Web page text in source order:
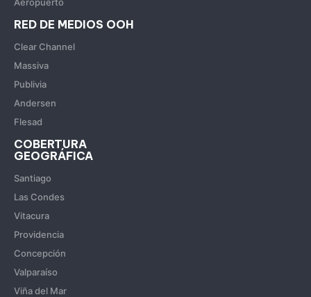
RED DE MEDIOS OOH
Clear Channel
Massiva
Publivia
Andersen
Flesad
COBERTURA
GEOGRÁFICA
Santiago
Las Condes
Vitacura
Providencia
Concepción
Valparaíso
Viña del Mar